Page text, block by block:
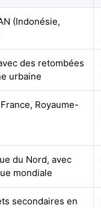
(Indonésie,
des retombées
urbaine
Royaume-
du Nord, avec
mondiale
secondaires en